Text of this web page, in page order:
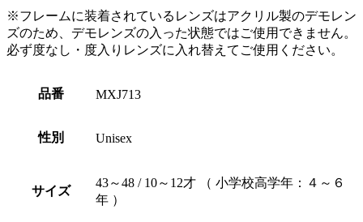
※フレームに装着されているレンズはアクリル製のデモレン
ズのため、デモレンズの入った状態ではご使用できません。
必ず度なし・度入りレンズに入れ替えてご使用ください。
品番 MXJ713
性別 Unisex
サイズ
43～48 / 10～12才 （ 小学校高学年：４～６
年 ）